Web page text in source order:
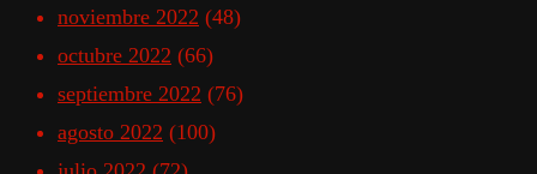
noviembre 2022 (48)
octubre 2022 (66)
septiembre 2022 (76)
agosto 2022 (100)